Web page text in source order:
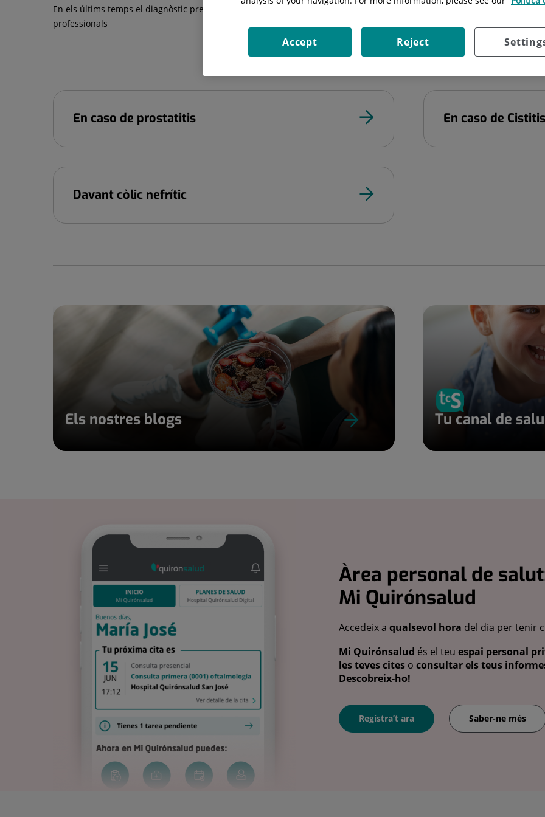
En els últims temps el diagnòstic precoç i la prevenció tenen un paper important en el nostre centre i per als nostres
professionals
En caso de prostatitis En caso de Cistitis
Davant còlic nefrític
Els nostres blogs Tu canal de
Àrea personal de
Mi Quirónsalud
Accedeix a qualsevol hora del dia per tenir
Mi Quirónsalud és el teu espai personal
les teves cites o consultar els teus
Descobreix-ho!
Registra’t ara Saber-ne més
Reject
Accept